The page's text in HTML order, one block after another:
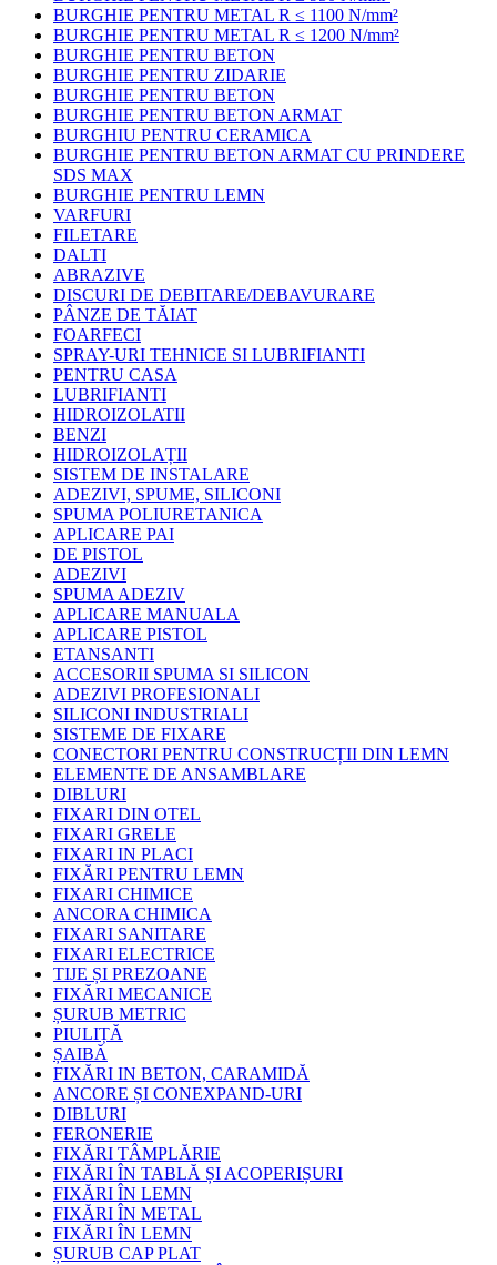
BURGHIE PENTRU METAL R ≤ 1100 N/mm²
BURGHIE PENTRU METAL R ≤ 1200 N/mm²
BURGHIE PENTRU BETON
BURGHIE PENTRU ZIDARIE
BURGHIE PENTRU BETON
BURGHIE PENTRU BETON ARMAT
BURGHIU PENTRU CERAMICA
BURGHIE PENTRU BETON ARMAT CU PRINDERE
SDS MAX
BURGHIE PENTRU LEMN
VARFURI
FILETARE
DALTI
ABRAZIVE
DISCURI DE DEBITARE/DEBAVURARE
PÂNZE DE TĂIAT
FOARFECI
SPRAY-URI TEHNICE SI LUBRIFIANTI
PENTRU CASA
LUBRIFIANTI
HIDROIZOLATII
BENZI
HIDROIZOLAȚII
SISTEM DE INSTALARE
ADEZIVI, SPUME, SILICONI
SPUMA POLIURETANICA
APLICARE PAI
DE PISTOL
ADEZIVI
SPUMA ADEZIV
APLICARE MANUALA
APLICARE PISTOL
ETANSANTI
ACCESORII SPUMA SI SILICON
ADEZIVI PROFESIONALI
SILICONI INDUSTRIALI
SISTEME DE FIXARE
CONECTORI PENTRU CONSTRUCȚII DIN LEMN
ELEMENTE DE ANSAMBLARE
DIBLURI
FIXARI DIN OTEL
FIXARI GRELE
FIXARI IN PLACI
FIXĂRI PENTRU LEMN
FIXARI CHIMICE
ANCORA CHIMICA
FIXARI SANITARE
FIXARI ELECTRICE
TIJE ȘI PREZOANE
FIXĂRI MECANICE
ȘURUB METRIC
PIULIȚĂ
ȘAIBĂ
FIXĂRI IN BETON, CARAMIDĂ
ANCORE ȘI CONEXPAND-URI
DIBLURI
FERONERIE
FIXĂRI TÂMPLĂRIE
FIXĂRI ÎN TABLĂ ȘI ACOPERIȘURI
FIXĂRI ÎN LEMN
FIXĂRI ÎN METAL
FIXĂRI ÎN LEMN
ȘURUB CAP PLAT